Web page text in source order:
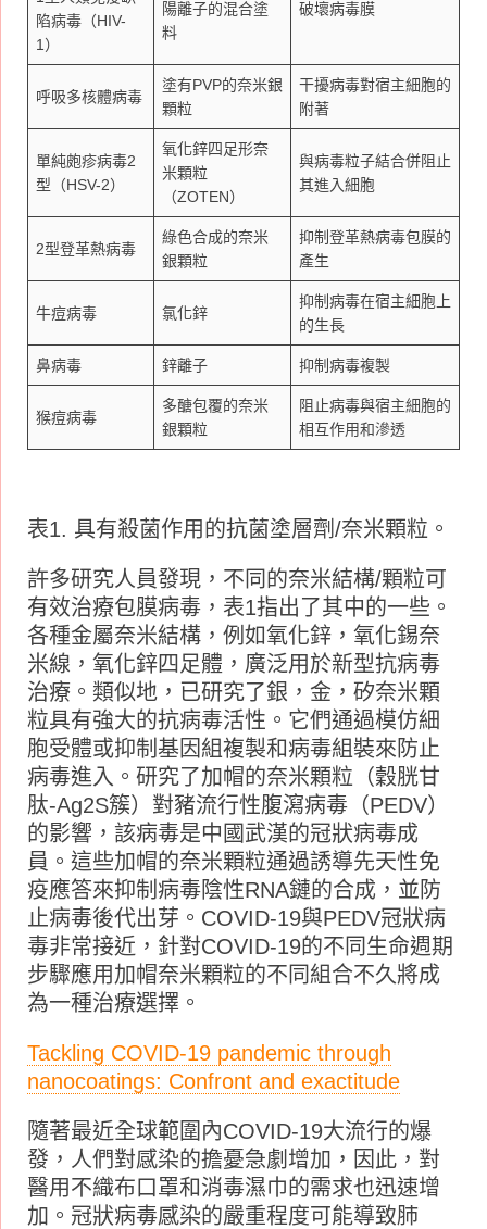
陷病毒（HIV-
1）
陽離子的混合塗
料
破壞病毒膜
呼吸多核體病毒
塗有PVP的奈米銀
顆粒
干擾病毒對宿主細胞的
附著
單純皰疹病毒2
型（HSV-2）
氧化鋅四足形奈
米顆粒
（ZOTEN）
與病毒粒子結合併阻止
其進入細胞
2型登革熱病毒
綠色合成的奈米
銀顆粒
抑制登革熱病毒包膜的
產生
牛痘病毒 氯化鋅
抑制病毒在宿主細胞上
的生長
鼻病毒 鋅離子 抑制病毒複製
猴痘病毒
多醣包覆的奈米
銀顆粒
阻止病毒與宿主細胞的
相互作用和滲透
表1. 具有殺菌作用的抗菌塗層劑/奈米顆粒。
許多研究人員發現，不同的奈米結構/顆粒可
有效治療包膜病毒，表1指出了其中的一些。
各種金屬奈米結構，例如氧化鋅，氧化錫奈
米線，氧化鋅四足體，廣泛用於新型抗病毒
治療。類似地，已研究了銀，金，矽奈米顆
粒具有強大的抗病毒活性。它們通過模仿細
胞受體或抑制基因組複製和病毒組裝來防止
病毒進入。研究了加帽的奈米顆粒（穀胱甘
肽-Ag2S簇）對豬流行性腹瀉病毒（PEDV）
的影響，該病毒是中國武漢的冠狀病毒成
員。這些加帽的奈米顆粒通過誘導先天性免
疫應答來抑制病毒陰性RNA鏈的合成，並防
止病毒後代出芽。COVID-19與PEDV冠狀病
毒非常接近，針對COVID-19的不同生命週期
步驟應用加帽奈米顆粒的不同組合不久將成
為一種治療選擇。
Tackling COVID-19 pandemic through
nanocoatings: Confront and exactitude
隨著最近全球範圍內COVID-19大流行的爆
發，人們對感染的擔憂急劇增加，因此，對
醫用不織布口罩和消毒濕巾的需求也迅速增
加。冠狀病毒感染的嚴重程度可能導致肺